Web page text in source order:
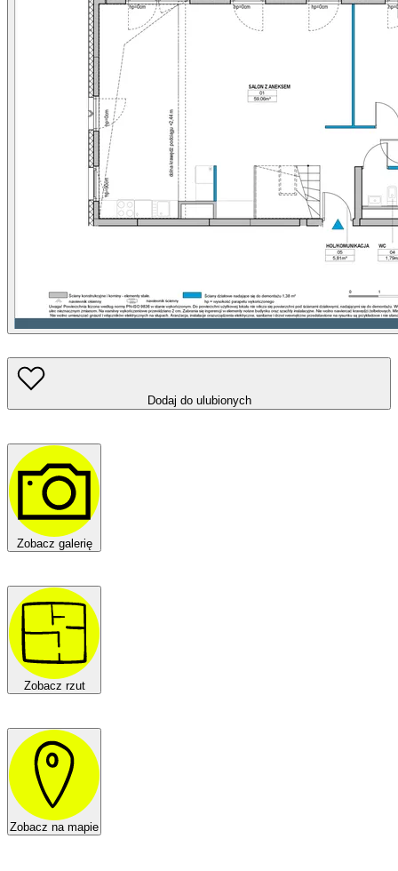
Dodaj do ulubionych
Zobacz galerię
Zobacz rzut
Zobacz na mapie